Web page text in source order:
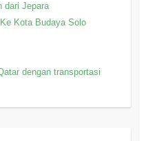
dari Jepara
Kota Budaya Solo
dengan transportasi